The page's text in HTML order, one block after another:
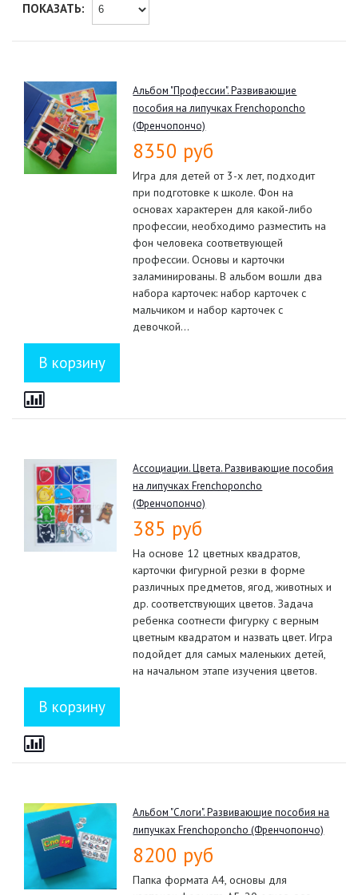
ПОКАЗАТЬ:
Альбом "Профессии". Развивающие
пособия на липучках Frenchoponcho
(Френчопончо)
8350 руб
Игра для детей от 3-х лет, подходит
при подготовке к школе. Фон на
основах характерен для какой-либо
профессии, необходимо разместить на
фон человека соответвующей
профессии. Основы и карточки
заламинированы. В альбом вошли два
набора карточек: набор карточек с
мальчиком и набор карточек с
девочкой...
Ассоциации. Цвета. Развивающие пособия
на липучках Frenchoponcho
(Френчопончо)
385 руб
На основе 12 цветных квадратов,
карточки фигурной резки в форме
различных предметов, ягод, животных и
др. соответствующих цветов. Задача
ребенка соотнести фигурку с верным
цветным квадратом и назвать цвет. Игра
подойдет для самых маленьких детей,
на начальном этапе изучения цветов.
Альбом "Слоги". Развивающие пособия на
липучках Frenchoponcho (Френчопончо)
8200 руб
Папка формата А4, основы для